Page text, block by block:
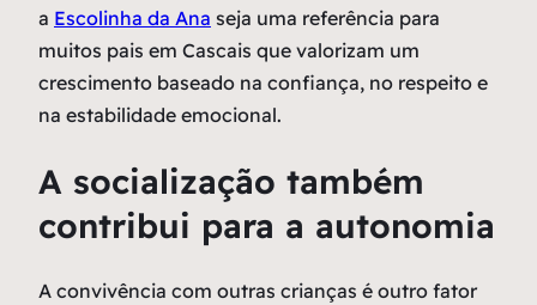
a Escolinha da Ana seja uma referência para
muitos pais em Cascais que valorizam um
crescimento baseado na confiança, no respeito e
na estabilidade emocional.
A socialização também
contribui para a autonomia
A convivência com outras crianças é outro fator